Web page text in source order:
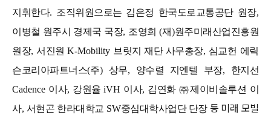
지휘한다. 조직위원으로는 김은정 한국도로교통공단 원장,
이병철 원주시 경제국 국장, 조영희 (재)원주미래산업진흥원
원장, 서진원 K-Mobility 브릿지 재단 사무총장, 심교헌 에릭
슨코리아파트너스(주) 상무, 양수렬 지엔텔 부장, 한지선
Cadence 이사, 강원율 iVH 이사, 김연화 ㈜제이비솔루션 이
사, 서현곤 한라대학교 SW중심대학사업단 단장등 미래 모빌